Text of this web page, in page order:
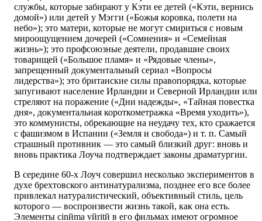
службы, которые забирают у Кэти ее детей («Кэти, вернись
домой») или детей у Мэгги («Божья коровка, полети на
небо»); это матери, которые не могут смириться с новым
мироощущением дочерей («Сомнения» и «Семейная
жизнь»); это профсоюзные деятели, продавшие своих
товарищей («Большое пламя» и «Рядовые члены»,
запрещенный документальный сериал «Вопросы
лидерства»); это британские силы правопорядка, которые
запугивают население Ирландии и Северной Ирландии или
стреляют на поражение («Дни надежды», «Тайная повестка
дня», документальная короткометражка «Время уходить»),
это коммунисты, обрекающие на неудачу тех, кто сражается
с фашизмом в Испании («Земля и свобода») и т. п. Самый
страшный противник — это самый близкий друг: вновь и
вновь практика Лоуча подтверждает законы драматургии.
В середине 60-х Лоуч совершил несколько экспериментов в
духе брехтовского антинатурализма, позднее его все более
привлекал натуралистический, объективный стиль, цель
которого — воспроизвести жизнь такой, как она есть.
Элементы cinйma vйritй в его фильмах имеют огромное